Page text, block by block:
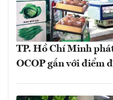
TP. Hồ Chí Minh
OCOP gắn với điểm